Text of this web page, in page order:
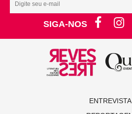
SIGA-NOS
ENTREVISTA